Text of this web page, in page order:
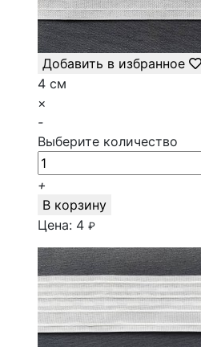
Добавить в избранное
4 см
×
-
Выберите количество
+
В корзину
Цена: 4 ₽